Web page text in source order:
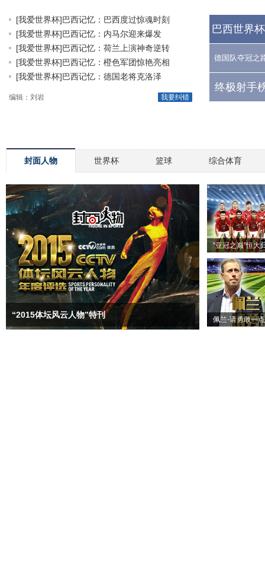
[我爱世界杯]巴西记忆：巴西度过惊魂时刻
[我爱世界杯]巴西记忆：内马尔迎来爆发
[我爱世界杯]巴西记忆：荷兰上演神奇逆转
[我爱世界杯]巴西记忆：橙色军团惊艳亮相
[我爱世界杯]巴西记忆：德国老将克洛泽
我要纠错
编辑：刘岩
巴西世界
德国队夺冠之
终极射手
封面人物 世界杯 篮球 综合体育
“2015体坛风云人物”特刊
“亚冠之巅”恒大
佩兰-请勇敢一点